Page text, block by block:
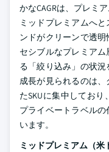
かなCAGRは、プレミ
ミッドプレミアムへ
ンドがクリーンで透
セシブルなプレミア
る「絞り込み」の状
成長が見られるのは
たSKUに集中してお
プライベートラベル
います。
ミッドプレミアム（米